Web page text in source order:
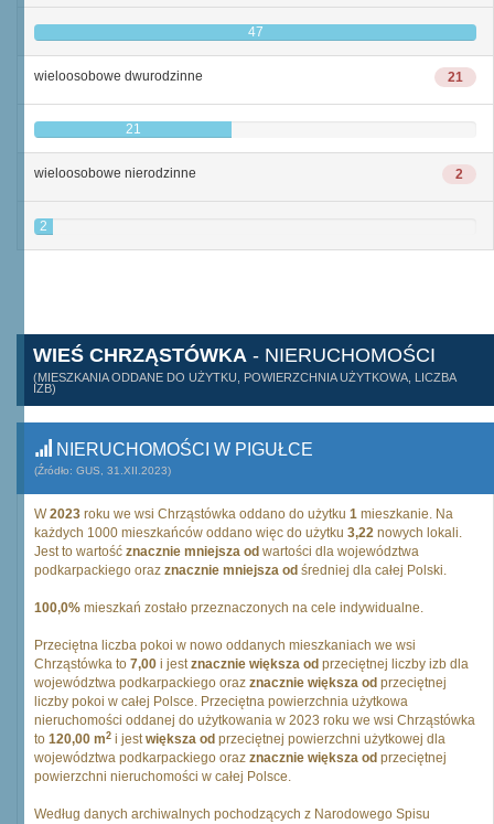
47
21
wieloosobowe dwurodzinne
21
2
wieloosobowe nierodzinne
2
WIEŚ CHRZĄSTÓWKA - NIERUCHOMOŚCI
(MIESZKANIA ODDANE DO UŻYTKU, POWIERZCHNIA UŻYTKOWA, LICZBA
IZB)
NIERUCHOMOŚCI W PIGUŁCE
(Źródło: GUS, 31.XII.2023)
W2023 roku we wsi Chrząstówka oddano do użytku 1 mieszkanie. Na
każdych 1000 mieszkańców oddano więc do użytku 3,22 nowych lokali.
Jest to wartość znacznie mniejsza od wartości dla województwa
podkarpackiego oraz znacznie mniejsza od średniej dla całej Polski.
100,0% mieszkań zostało przeznaczonych na cele indywidualne.
Przeciętna liczba pokoi w nowo oddanych mieszkaniach we wsi
Chrząstówka to 7,00 i jestznacznie większa od przeciętnej liczby izb dla
województwa podkarpackiego oraz znacznie większa od przeciętnej
liczby pokoi w całej Polsce. Przeciętna powierzchnia użytkowa
nieruchomości oddanej do użytkowania w 2023 roku we wsi Chrząstówka
to 120,00 m2 i jestwiększa od przeciętnej powierzchni użytkowej dla
województwa podkarpackiego oraz znacznie większa od przeciętnej
powierzchni nieruchomości w całej Polsce.
Według danych archiwalnych pochodzących z Narodowego Spisu